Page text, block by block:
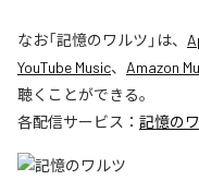
なお「記憶のワルツ 」は、
YouTube Music、 Amazon
聴くことができる。
各配信サービス： 記憶の